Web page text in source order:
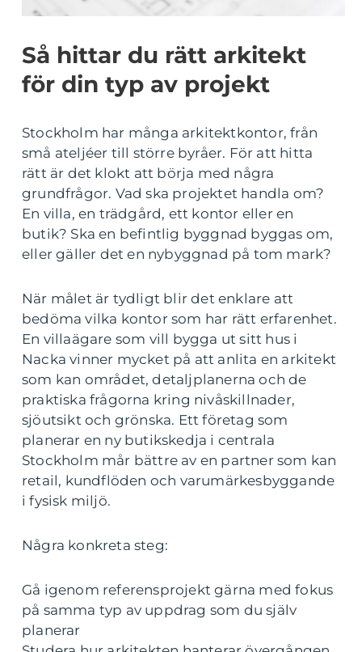
Så hittar du rätt arkitekt
för din typ av projekt
Stockholm har många arkitektkontor, från
små ateljéer till större byråer. För att hitta
rätt är det klokt att börja med några
grundfrågor. Vad ska projektet handla om?
En villa, en trädgård, ett kontor eller en
butik? Ska en befintlig byggnad byggas om,
eller gäller det en nybyggnad på tom mark?
När målet är tydligt blir det enklare att
bedöma vilka kontor som har rätt erfarenhet.
En villaägare som vill bygga ut sitt hus i
Nacka vinner mycket på att anlita en arkitekt
som kan området, detaljplanerna och de
praktiska frågorna kring nivåskillnader,
sjöutsikt och grönska. Ett företag som
planerar en ny butikskedja i centrala
Stockholm mår bättre av en partner som kan
retail, kundflöden och varumärkesbyggande
i fysisk miljö.
Några konkreta steg:
Gå igenom referensprojekt gärna med fokus
på samma typ av uppdrag som du själv
planerar